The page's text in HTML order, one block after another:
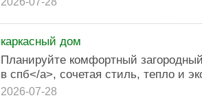
каркасный дом
Планируйте комфортный
в спб</a>, сочетая стиль, тепло и
2026-07-28